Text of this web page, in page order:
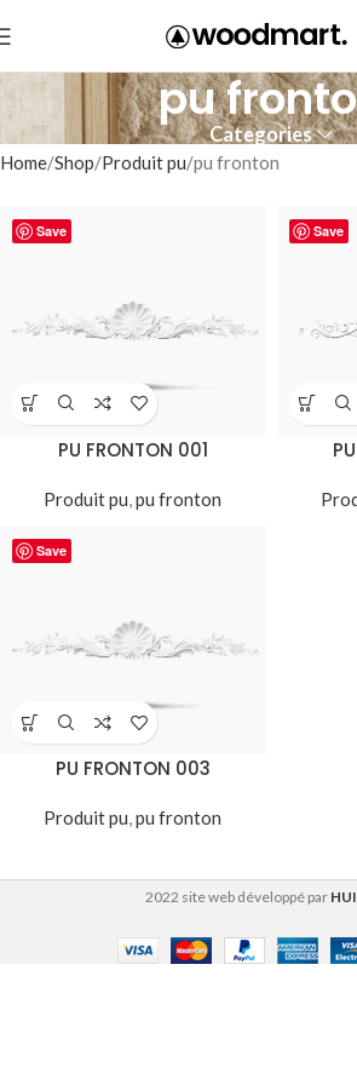
pu
Categories
Home Shop Produit pu pu fronton
Save
PU FRONTON 001
Produit pu,pu fronton
Save
Save
PU FRONTON 003
Produit pu,pu fronton
2022 site web développé par